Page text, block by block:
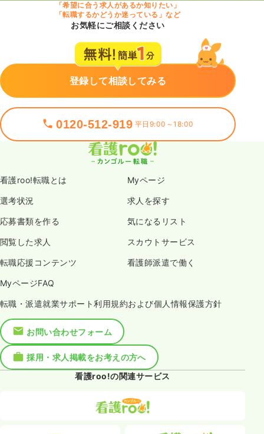
「希望に合う求人があるか知りたい」
「転職するかどうか迷っている」など
お気軽にご相談ください
登録して相談してみる
0120-512-919 平日9:00～18:00
看護roo!転職とは Myページ
選考状況 求人を探す
応募書類を作る 気になるリスト
閲覧した求人 スカウトサービス
転職応援コンテンツ 看護師派遣で働く
MyページFAQ
転職・派遣就業サポート利用規約および個人情報保護方針
お問い合わせフォーム
採用・求人掲載をお考えの方へ
看護roo!の関連サービス